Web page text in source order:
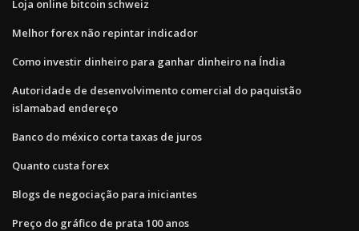
Loja online bitcoin schweiz
Melhor forex não repintar indicador
Como investir dinheiro para ganhar dinheiro na Índia
Autoridade de desenvolvimento comercial do paquistão
islamabad endereço
Banco do méxico corta taxas de juros
Quanto custa forex
Blogs de negociação para iniciantes
Preço do gráfico de prata 100 anos